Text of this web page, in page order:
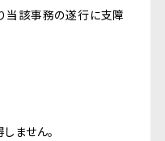
当該事務の遂行に支障
ません。